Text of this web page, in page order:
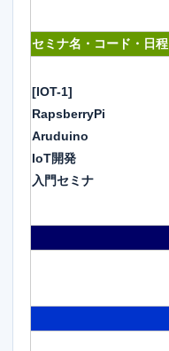
セミナ名・コード・日程
[IOT-1]
RapsberryPi
Aruduino
IoT開発
入門セミナ